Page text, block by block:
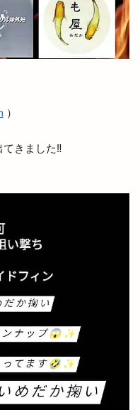
）
きました‼